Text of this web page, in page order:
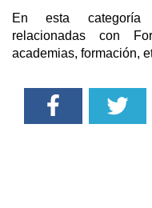
En esta categoría
relacionadas con
academias, formación,